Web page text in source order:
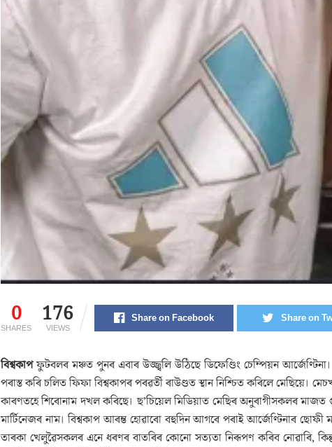
0
SHARES
176
VIEWS
Share on Facebook Share on
বিশ্বকাপফুটবলৰ মঞ্চত পুনৰ এবাৰ উজ্জ্বলি উঠিছে ডিফেণ্ডিং চেম্পিয়ন
পৰাস্ত কৰি চলিত ফিফা বিশ্বকাপৰ পৰৱৰ্তী ৰাউণ্ডত স্থান নিশ্চিত কৰিলে
কাৰণতহে শিৰোনাম দখল কৰিছে। ছ’চিয়েল মিডিয়াত মেছিৰ অনুৰাগীসকলৰ
মাৰ্টিনেজৰ নাম। বিশ্বকাপ আৰম্ভ হোৱাৰো বহুদিন আগৰে পৰাই আৰ্জেণ্টিনাৰ
তাৰকা খেলুৱৈসকলৰ এনে ধৰণৰ বাতৰিৰ কোনো সত্যতা নিৰূপণ কৰিব নোৱাৰি,